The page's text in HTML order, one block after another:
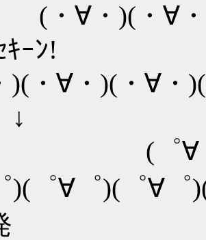
)(・∀・)（
ｷｰﾝ!
)(・∀・)(・∀・
∀゜)(゜∀
)(゜∀゜)(゜∀